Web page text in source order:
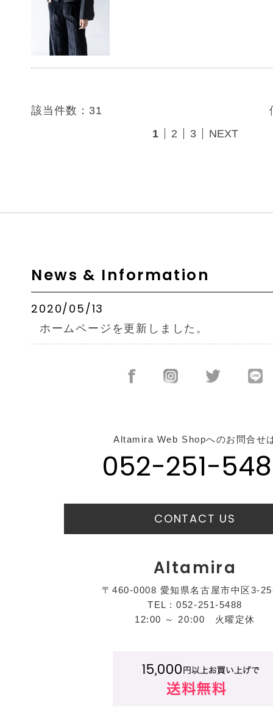
該当件数：31
1
2 3 NEXT
News & Information
2020/05/13
ホームページを更新しました。
Altamira Web Shopへのお問合せ
052-251-
CONTACT US
Altamira
〒460-0008 愛知県名古屋市中区3-
TEL : 052-251-5488
12:00 ～ 20:00 火曜定休